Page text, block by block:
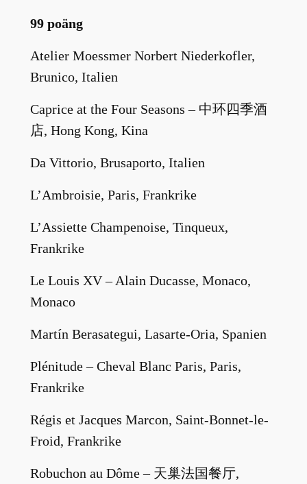
99 poäng
Atelier Moessmer Norbert Niederkofler,
Brunico, Italien
Caprice at the Four Seasons – 中环四季酒
店, Hong Kong, Kina
Da Vittorio, Brusaporto, Italien
L’Ambroisie, Paris, Frankrike
L’Assiette Champenoise, Tinqueux,
Frankrike
Le Louis XV – Alain Ducasse, Monaco,
Monaco
Martín Berasategui, Lasarte-Oria, Spanien
Plénitude – Cheval Blanc Paris, Paris,
Frankrike
Régis et Jacques Marcon, Saint-Bonnet-le-
Froid, Frankrike
Robuchon au Dôme – 天巢法国餐厅,